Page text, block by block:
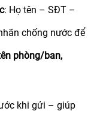
: Họ tên – SĐT –
chống nước để
phòng/ban,
khi gửi – giúp